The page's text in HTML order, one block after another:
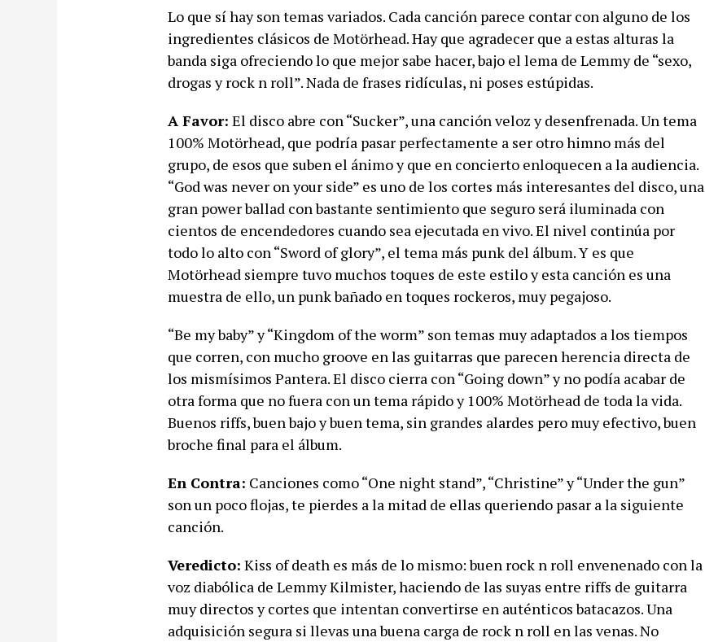
Lo que sí hay son temas variados. Cada canción parece contar con alguno de los
ingredientes clásicos de Motörhead. Hay que agradecer que a estas alturas la
banda siga ofreciendo lo que mejor sabe hacer, bajo el lema de Lemmy de “sexo,
drogas y rock n roll”. Nada de frases ridículas, ni poses estúpidas.
A Favor: El disco abre con “Sucker”, una canción veloz y desenfrenada. Un tema
100% Motörhead, que podría pasar perfectamente a ser otro himno más del
grupo, de esos que suben el ánimo y que en concierto enloquecen a la audiencia.
“God was never on your side” es uno de los cortes más interesantes del disco, una
gran power ballad con bastante sentimiento que seguro será iluminada con
cientos de encendedores cuando sea ejecutada en vivo. El nivel continúa por
todo lo alto con “Sword of glory”, el tema más punk del álbum. Y es que
Motörhead siempre tuvo muchos toques de este estilo y esta canción es una
muestra de ello, un punk bañado en toques rockeros, muy pegajoso.
“Be my baby” y “Kingdom of the worm” son temas muy adaptados a los tiempos
que corren, con mucho groove en las guitarras que parecen herencia directa de
los mismísimos Pantera. El disco cierra con “Going down” y no podía acabar de
otra forma que no fuera con un tema rápido y 100% Motörhead de toda la vida.
Buenos riffs, buen bajo y buen tema, sin grandes alardes pero muy efectivo, buen
broche final para el álbum.
En Contra: Canciones como “One night stand”, “Christine” y “Under the gun”
son un poco flojas, te pierdes a la mitad de ellas queriendo pasar a la siguiente
canción.
Veredicto: Kiss of death es más de lo mismo: buen rock n roll envenenado con la
voz diabólica de Lemmy Kilmister, haciendo de las suyas entre riffs de guitarra
muy directos y cortes que intentan convertirse en auténticos batacazos. Una
adquisición segura si llevas una buena carga de rock n roll en las venas. No